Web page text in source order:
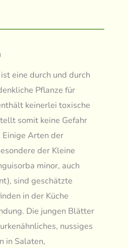
eine durch und durch
Pflanze für
keinerlei toxische
somit keine Gefahr
Arten der
der Kleine
minor, auch
sind geschätzte
in der Küche
Die jungen Blätter
nussiges
in Salaten,